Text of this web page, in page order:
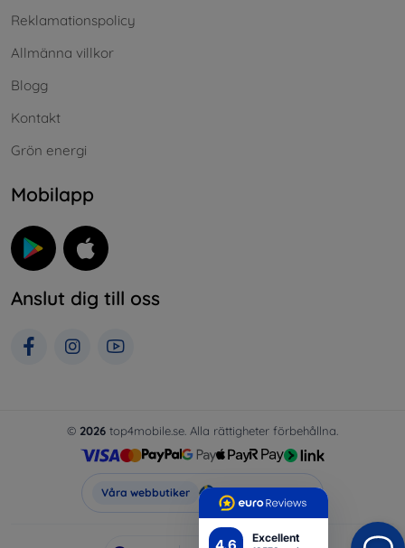
4.6 Excellent
Reklamationspolicy
Allmänna villkor
Blogg
Kontakt
Grön energi
Mobilapp
Anslut dig till oss
© 2026 top4mobile.se. Alla rättigheter förbehållna.
Våra webbutiker Top4Mobile.se